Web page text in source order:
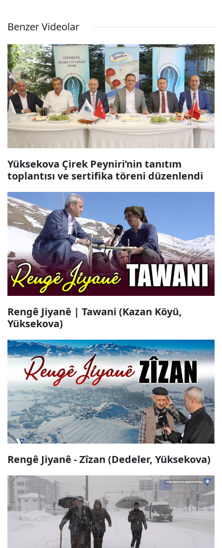
Benzer Videolar
Yüksekova Çirek Peyniri’nin tanıtım
toplantısı ve sertifika töreni düzenlendi
Rengê Jiyanê | Tawani (Kazan Köyü,
Yüksekova)
Rengê Jiyanê - Zîzan (Dedeler, Yüksekova)